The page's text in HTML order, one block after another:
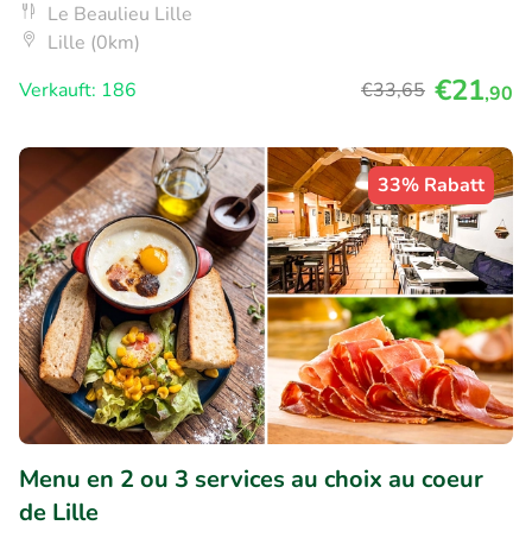
Le Beaulieu Lille
Lille (0km)
Verkauft: 186
€33,65 €21,90
33% Rabatt
Menu en 2 ou 3 services au choix au coeur
de Lille